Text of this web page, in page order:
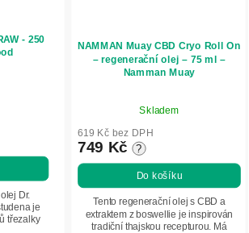
- 250
Dr.
je
třezalky
NAMMAN Muay CBD Cryo Roll On
– regenerační olej – 75 ml –
Namman Muay
produktu
je
5,0
z
hvězdiček.
Skladem
619 Kč bez DPH
749 Kč ?
Do košíku
Tento regenerační olej s CBD a
extraktem z boswellie je inspirován
tradiční thajskou recepturou. Má